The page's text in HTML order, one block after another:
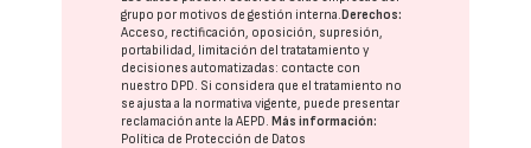
grupo por motivos de gestión interna.Derechos:
Acceso, rectificación, oposición, supresión,
portabilidad, limitación del tratatamiento y
decisiones automatizadas: contacte con
nuestro DPD. Si considera que el tratamiento no
se ajusta a la normativa vigente, puede presentar
reclamación ante laAEPD.Más información:
Política de Protección de Datos